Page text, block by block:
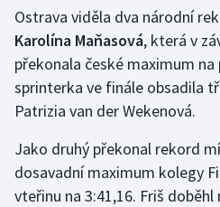
Lezení
Lyže a snowboard
Moderní pětiboj
Motorsport
Olympijské hry
Ostrava viděla dva národní
Karolína Maňasová, která v
překonala české maximum
sprinterka ve finále obsadila
Patrizia van der Wekenová.
Jako druhý překonal rekord
dosavadní maximum kolegy
vteřinu na 3:41,16. Friš